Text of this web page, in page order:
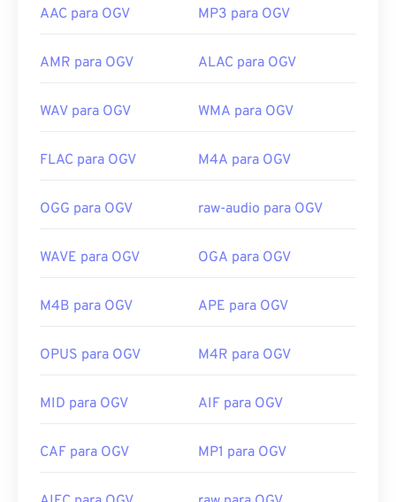
AAC para OGV MP3 para OGV
AMR para OGV ALAC para OGV
WAV para OGV WMA para OGV
FLAC para OGV M4A para OGV
OGG para OGV raw-audio para OGV
WAVE para OGV OGA para OGV
M4B para OGV APE para OGV
OPUS para OGV M4R para OGV
MID para OGV AIF para OGV
CAF para OGV MP1 para OGV